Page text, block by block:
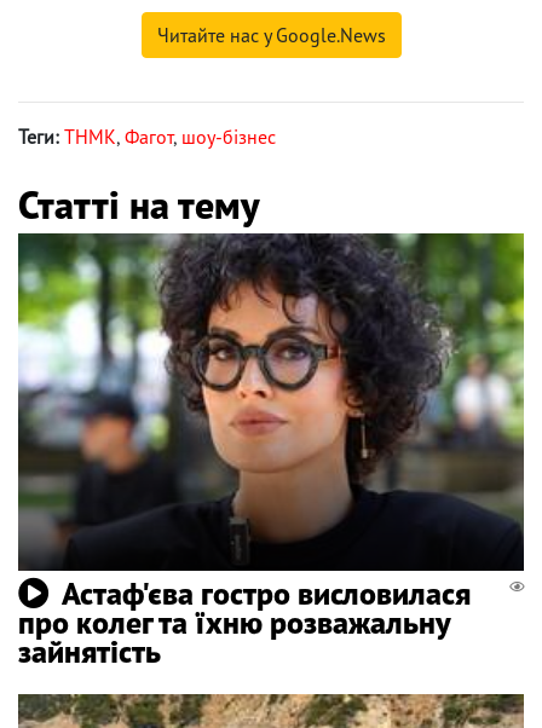
Читайте нас у Google.News
Теги: ТНМК, Фагот, шоу-бізнес
Статті на тему
Астаф'єва гостро висловилася
про колег та їхню розважальну
зайнятість